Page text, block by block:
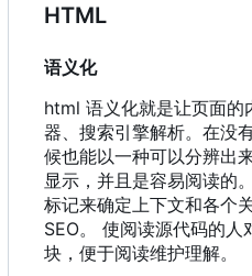
HTML
语义化
html 语义化就是让页面的
器、搜索引擎解析。在没
候也能以一种可以分辨出
显示，并且是容易阅读的
标记来确定上下文和各个
SEO。 使阅读源代码的人
块，便于阅读维护理解。